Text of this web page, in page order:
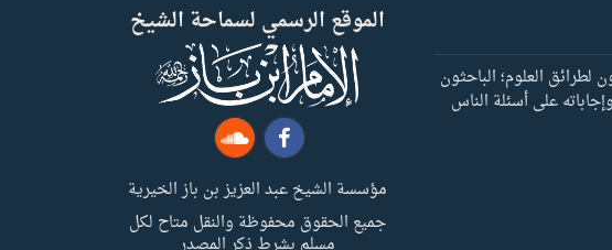
العلوم؛ الباحثون
على أسئلة الناس
الموقع الرسمي لسماحة الشيخ
مؤسسة الشيخ عبد العزيز بن باز الخيرية
جميع الحقوق محفوظة والنقل متاح لكل